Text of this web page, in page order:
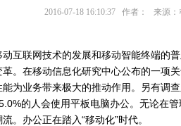
2016-07-18 16:10:37 作者： 来源
联网技术的发展和移动智能终端的普
。在移动信息化研究中心公布的一项
能为业务带来极大的推动作用。另有调
的人会使用平板电脑办公。无论在
。办公正在踏入“移动化”时代。